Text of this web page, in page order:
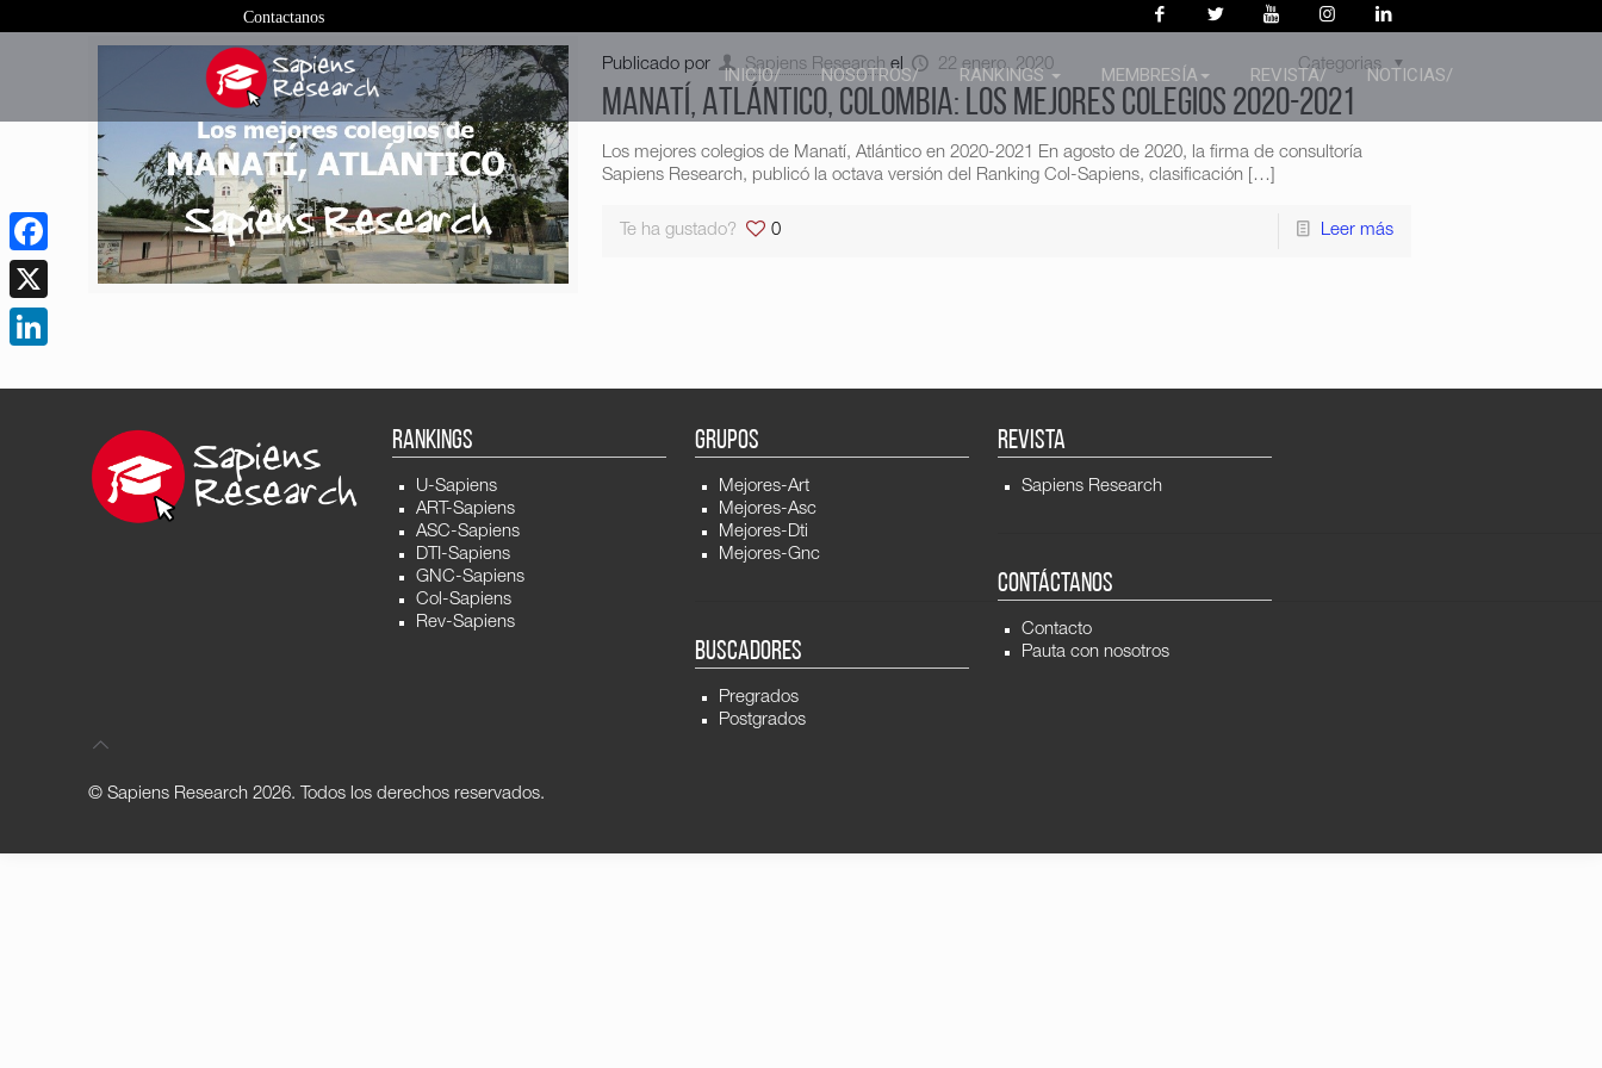
Contactanos
INICIO/ NOSOTROS/ RANKINGS MEMBRESÍA REVISTA/ NOTICIAS/
Publicado por Sapiens Research el 22 enero, 2020 Categorias
Manatí, Atlántico, Colombia: los mejores colegios 2020-2021
Los mejores colegios de Manatí, Atlántico en 2020-2021 En agosto de 2020, la firma de consultoría
Sapiens Research, publicó la octava versión del Ranking Col-Sapiens, clasificación[…]
Te ha gustado? 0 Leer más
RANKINGS
U-Sapiens
ART-Sapiens
ASC-Sapiens
DTI-Sapiens
GNC-Sapiens
Col-Sapiens
Rev-Sapiens
GRUPOS
Mejores-Art
Mejores-Asc
Mejores-Dti
Mejores-Gnc
BUSCADORES
Pregrados
Postgrados
REVISTA
Sapiens Research
CONTÁCTANOS
Contacto
Pauta con nosotros
© Sapiens Research2026. Todos los derechos reservados.
Facebook
X